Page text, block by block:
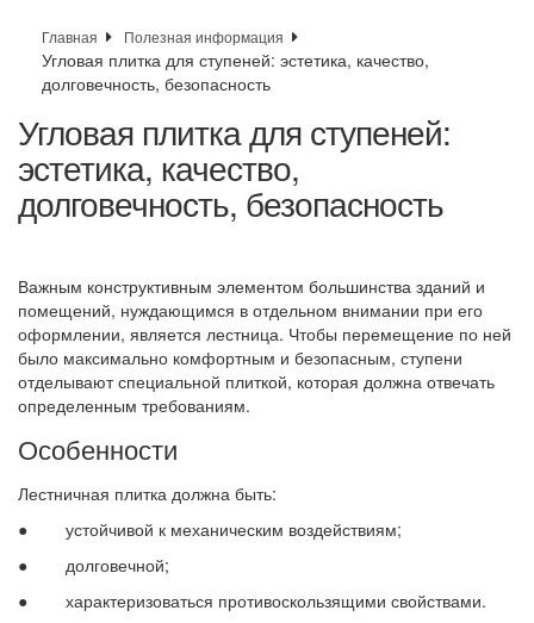
Главная Полезная информация
Угловая плитка для ступеней: эстетика, качество,
долговечность, безопасность
Угловая плитка для ступеней:
эстетика, качество,
долговечность, безопасность
Важным конструктивным элементом большинства зданий и
помещений, нуждающимся в отдельном внимании при его
оформлении, является лестница. Чтобы перемещение по ней
было максимально комфортным и безопасным, ступени
отделывают специальной плиткой, которая должна отвечать
определенным требованиям.
Особенности
Лестничная плитка должна быть:
● устойчивой к механическим воздействиям;
● долговечной;
● характеризоваться противоскользящими свойствами.